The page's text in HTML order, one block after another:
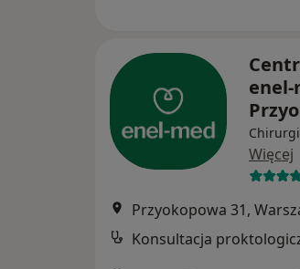
enel-
Więcej
Przyokopowa 31,
Konsultacja